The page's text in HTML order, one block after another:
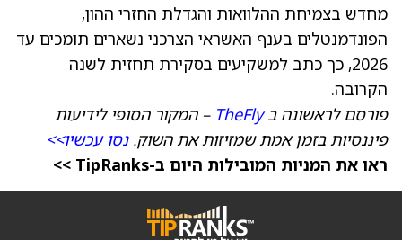
מחדש בצמיחת ההלוואות והגדלת החזרי ההון,
הפונדמנטלים בענף האשראי הצרכני נשארים תומכים עד
2026, כך כתב למשקיעים בסקירת תחזית לשנה
הקרובה.
פורסם לראשונה בTheFly – המקור הסופי לידיעות
פיננסיות בזמן אמת שמזיזות את השוק.נסו עכשיו>>
ראו את המניות המובילות היום ב-TipRanks >>